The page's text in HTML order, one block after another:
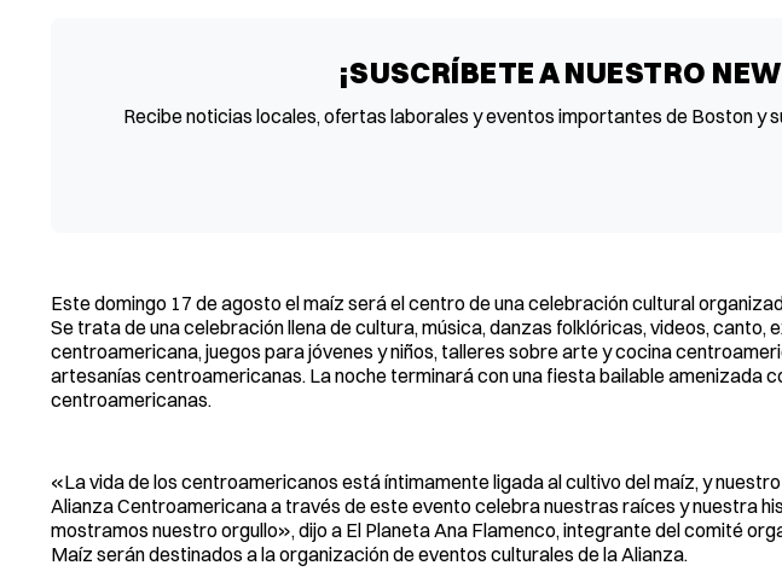
¡SUSCRÍBETE A NUESTRO
Recibe noticias locales, ofertas laborales y eventos importantes de Boston y
Este domingo 17 de agosto el maíz será el centro de una celebración cultural
Se trata de una celebración llena de cultura, música, danzas folklóricas, videos, canto,
centroamericana, juegos para jóvenes y niños, talleres sobre arte y cocina
artesanías centroamericanas. La noche terminará con una fiesta bailable amenizada
centroamericanas.
«La vida de los centroamericanos está íntimamente ligada al cultivo del maíz, y
Alianza Centroamericana a través de este evento celebra nuestras raíces y nuestra
mostramos nuestro orgullo», dijo a El Planeta Ana Flamenco, integrante del comité
Maíz serán destinados a la organización de eventos culturales de la Alianza.